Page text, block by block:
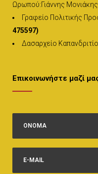
Ωρωπού:Γιάννης Μονιάκης
Γραφείο Πολιτικής
475597)
Δασαρχείο
Επικοινωνήστε μαζί